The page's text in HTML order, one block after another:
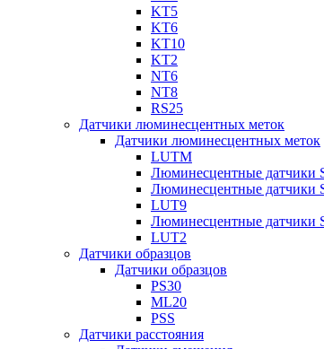
KT5
KT6
KT10
KT2
NT6
NT8
RS25
Датчики люминесцентных меток
Датчики люминесцентных меток
LUTM
Люминесцентные датчики
Люминесцентные датчики
LUT9
Люминесцентные датчики
LUT2
Датчики образцов
Датчики образцов
PS30
ML20
PSS
Датчики расстояния